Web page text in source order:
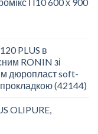
PLUS в
RONIN зі
дюропласт soft-
(42144)
OLIPURE,